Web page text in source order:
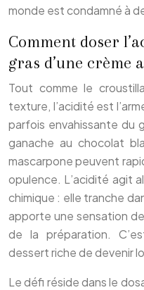
monde est condamné à
Comment doser
gras d’une crème
Tout comme le
texture, l’acidité est
parfois envahissante du
ganache au chocolat
mascarpone peuvent
opulence. L’acidité agit
chimique : elle tranche
apporte une sensation
de la préparation.
dessert riche de devenir
Le défi réside dans le